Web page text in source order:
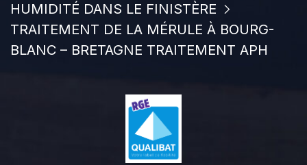
HUMIDITÉ DANS LE FINISTÈRE
TRAITEMENT DE LA MÉRULE À BOURG-
BLANC – BRETAGNE TRAITEMENT APH